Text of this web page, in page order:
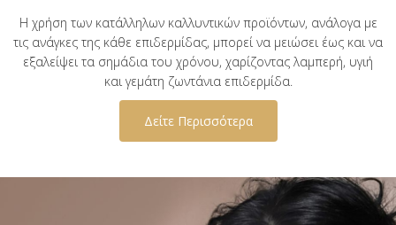
Η χρήση των κατάλληλων καλλυντικών προϊόντων, ανάλογα με
τις ανάγκες της κάθε επιδερμίδας, μπορεί να μειώσει έως και να
εξαλείψει τα σημάδια του χρόνου, χαρίζοντας λαμπερή, υγιή
και γεμάτη ζωντάνια επιδερμίδα.
Δείτε Περισσότερα